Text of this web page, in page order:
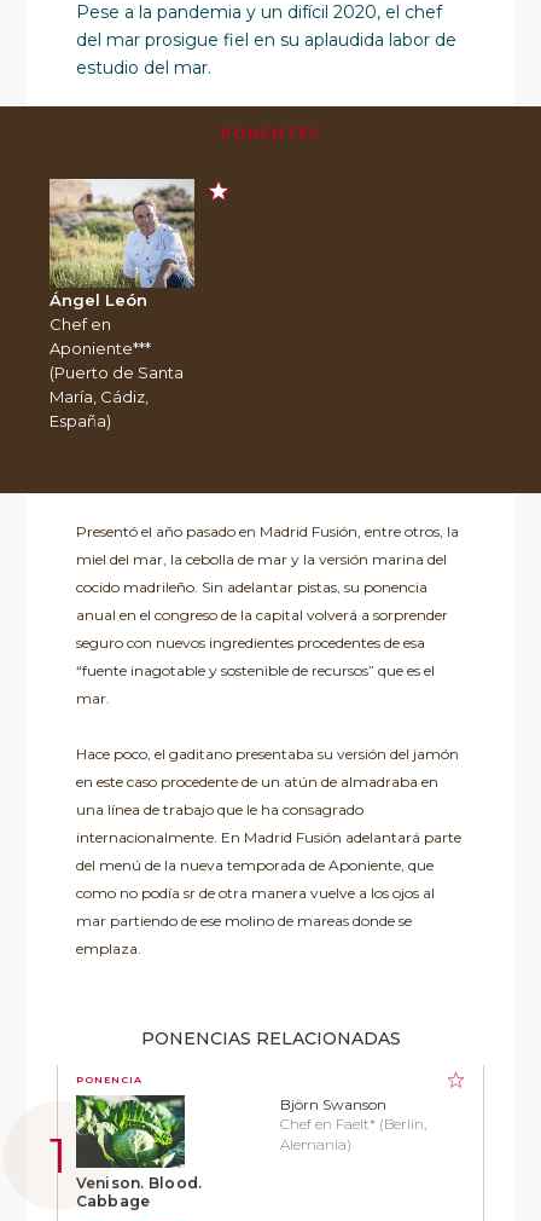
Pese a la pandemia y un difícil 2020, el chef
del mar prosigue fiel en su aplaudida labor de
estudio del mar.
PONENTES
Ángel León
Chef en
Aponiente***
(Puerto de Santa
María, Cádiz,
España)
Presentó el año pasado en Madrid Fusión, entre otros, la
miel del mar, la cebolla de mar y la versión marina del
cocido madrileño. Sin adelantar pistas, su ponencia
anual en el congreso de la capital volverá a sorprender
seguro con nuevos ingredientes procedentes de esa
“fuente inagotable y sostenible de recursos” que es el
mar.
Hace poco, el gaditano presentaba su versión del jamón
en este caso procedente de un atún de almadraba en
una línea de trabajo que le ha consagrado
internacionalmente. En Madrid Fusión adelantará parte
del menú de la nueva temporada de Aponiente, que
como no podía sr de otra manera vuelve a los ojos al
mar partiendo de ese molino de mareas donde se
emplaza.
PONENCIAS RELACIONADAS
PONENCIA
Venison. Blood.
Cabbage
Björn Swanson
Chef en Faelt* (Berlín,
Alemania)